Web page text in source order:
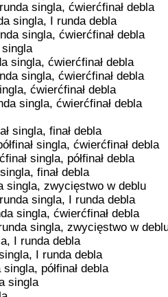
singla, ćwierćfinał debla
singla, I runda debla
singla, ćwierćfinał debla
singla
singla, ćwierćfinał debla
singla, ćwierćfinał debla
ćwierćfinał debla
singla, ćwierćfinał debla
singla, finał debla
singla, ćwierćfinał debla
singla, półfinał debla
finał debla
singla, zwycięstwo w deblu
singla, I runda debla
singla, ćwierćfinał debla
singla, zwycięstwo w
I runda debla
I runda debla
półfinał debla
singla